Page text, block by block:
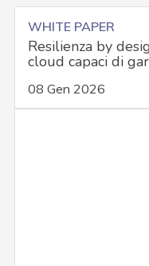
WHITE PAPER
Resilienza by
cloud capaci di
08 Gen 2026